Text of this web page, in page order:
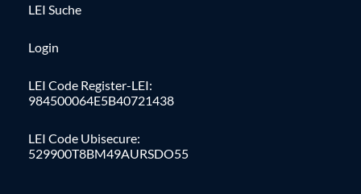
LEI Suche
Login
LEI Code Register-LEI:
984500064E5B40721438
LEI Code Ubisecure:
529900T8BM49AURSDO55